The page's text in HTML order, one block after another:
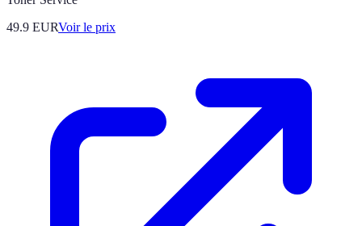
49.9 EURVoir le prix